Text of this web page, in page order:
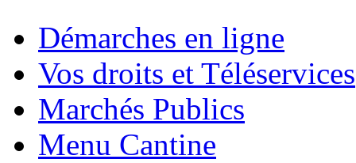
Démarches en ligne
Vos droits et Téléservices
Marchés Publics
Menu Cantine